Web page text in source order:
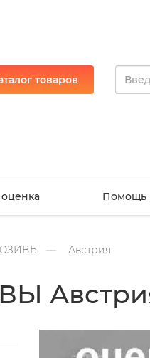
товаров
Помощь
Австрия